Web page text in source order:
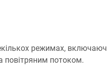
режимах,
повітряним потоком.